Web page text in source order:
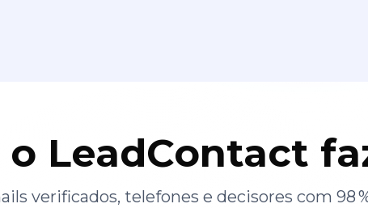
o LeadContact
verificados, telefones e decisores com 98